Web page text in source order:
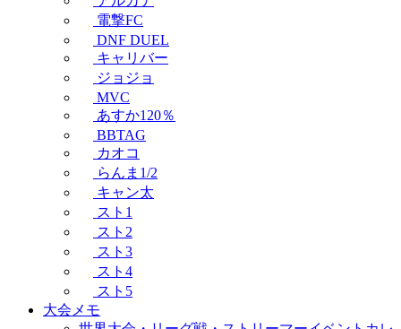
電撃FC
DNF DUEL
キャリバー
ジョジョ
MVC
あすか120％
BBTAG
カオコ
らんま1/2
キャン太
スト1
スト2
スト3
スト4
スト5
大会メモ